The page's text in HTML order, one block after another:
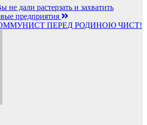
дали растерзать и захватить
предприятия
ПЕРЕД РОДИНОЮ ЧИСТ!